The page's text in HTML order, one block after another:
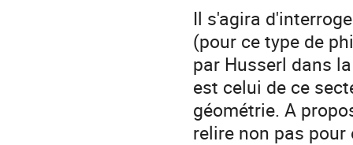
Il s'agira
(pour ce type de
par Husserl dans
est celui de ce
géométrie. A
relire non pas